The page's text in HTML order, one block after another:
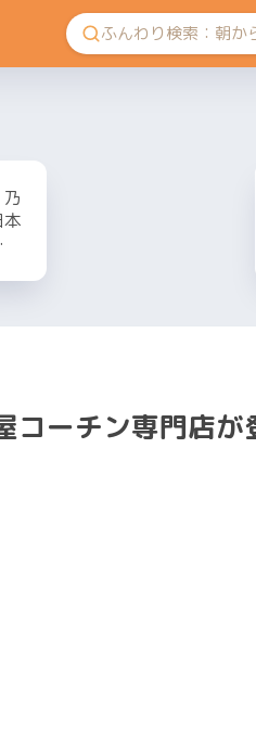
乃
本
コーチン専門店